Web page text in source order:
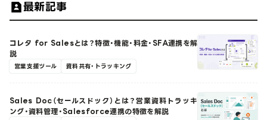
最新記事
コレタ for Salesとは？特徴・機能・料金・SFA連携を解
説
営業支援ツール 資料共有・トラッキング
Sales Doc（セールスドック）とは？営業資料トラッキ
ング・資料管理・Salesforce連携の特徴を解説